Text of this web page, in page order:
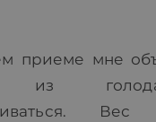
приеме мне
из
Вес